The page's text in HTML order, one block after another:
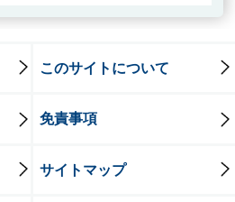
このサイトについて
免責事項
サイトマップ